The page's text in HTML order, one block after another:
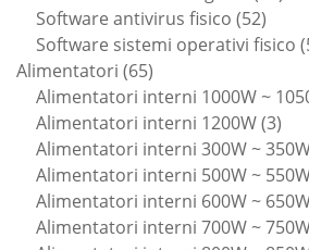
Software antivirus fisico 5252
Software sistemi operativi fisico
Alimentatori 6565
prodotti
Alimentatori interni 1000W ~
Alimentatori interni 1200W 33
Alimentatori interni 300W ~
Alimentatori interni 500W ~
Alimentatori interni 600W ~
Alimentatori interni 700W ~